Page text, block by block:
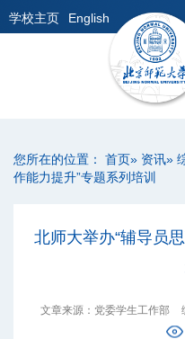
学校主页 English
您所在的位置： 首页» 资讯»
作能力提升”专题系列培训
北师大举办“辅导员
文章来源：党委学生工作部